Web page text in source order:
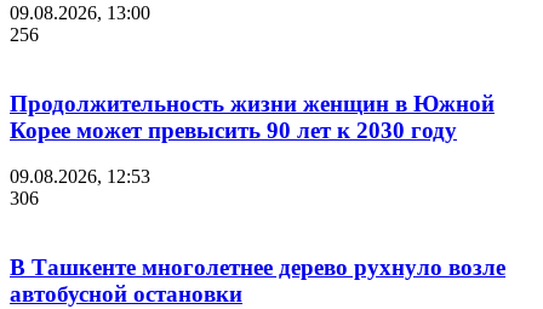
09.08.2026, 13:00
256
Продолжительность жизни женщин в Южной
Корее может превысить 90 лет к 2030 году
09.08.2026, 12:53
306
В Ташкенте многолетнее дерево рухнуло возле
автобусной остановки